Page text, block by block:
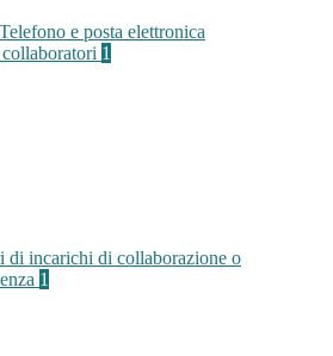
Telefono e posta elettronica
1
di incarichi di collaborazione o
1